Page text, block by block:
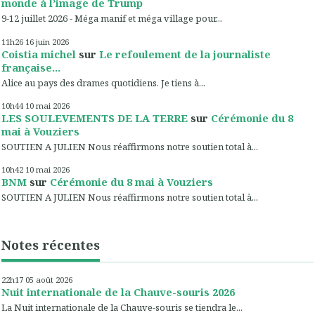
monde à l’image de Trump
9-12 juillet 2026 - Méga manif et méga village pour...
11h26 16 juin 2026
Coistia michel sur Le refoulement de la journaliste
française...
Alice au pays des drames quotidiens. Je tiens à...
10h44 10 mai 2026
LES SOULEVEMENTS DE LA TERRE sur Cérémonie du 8
mai à Vouziers
SOUTIEN A JULIEN Nous réaffirmons notre soutien total à...
10h42 10 mai 2026
BNM sur Cérémonie du 8 mai à Vouziers
SOUTIEN A JULIEN Nous réaffirmons notre soutien total à...
Notes récentes
22h17 05 août 2026
Nuit internationale de la Chauve-souris 2026
La Nuit internationale de la Chauve-souris se tiendra le...